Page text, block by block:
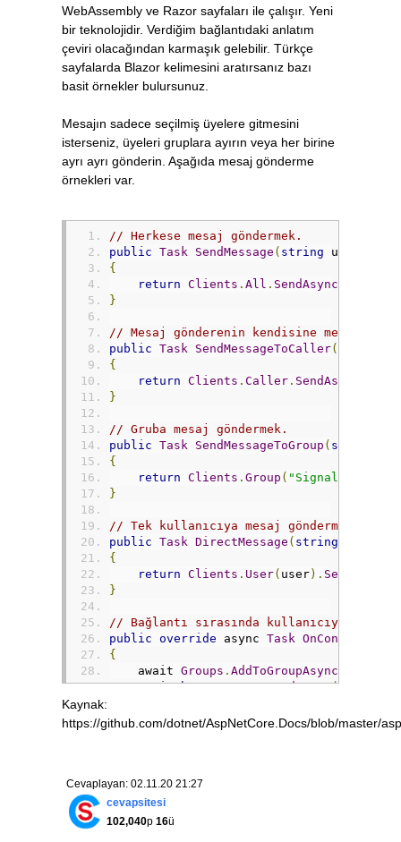
WebAssembly ve Razor sayfaları ile çalışır. Yeni
bir teknolojidir. Verdiğim bağlantıdaki anlatım
çeviri olacağından karmaşık gelebilir. Türkçe
sayfalarda Blazor kelimesini aratırsanız bazı
basit örnekler bulursunuz.
Mesajın sadece seçilmiş üyelere gitmesini
isterseniz, üyeleri gruplara ayırın veya her birine
ayrı ayrı gönderin. Aşağıda mesaj gönderme
örnekleri var.
// Herkese mesaj göndermek.
public Task SendMessage ( string user
{
return Clients . All . SendAsync
}
// Mesaj gönderenin kendisine mesaj
public Task SendMessageToCaller(
{
return Clients . Caller . SendAsync
}
// Gruba mesaj göndermek.
public Task SendMessageToGroup ( string
{
return Clients . Group ( "SignalR Users"
}
public Task DirectMessage ( string
{
return Clients . User( user). SendAsync
}
// Bağlantı sırasında kullanıcıyı gruba
public override async Task
{
    await
Groups . AddToGroupAsync
    await
base.OnConnectedAsync();
    await
Groups
    await
}
Kaynak:
https://github.com/dotnet/AspNetCore.Docs/blob/master/
Cevaplayan: 02.11.20 21:27
cevapsitesi
102,040p 16ü